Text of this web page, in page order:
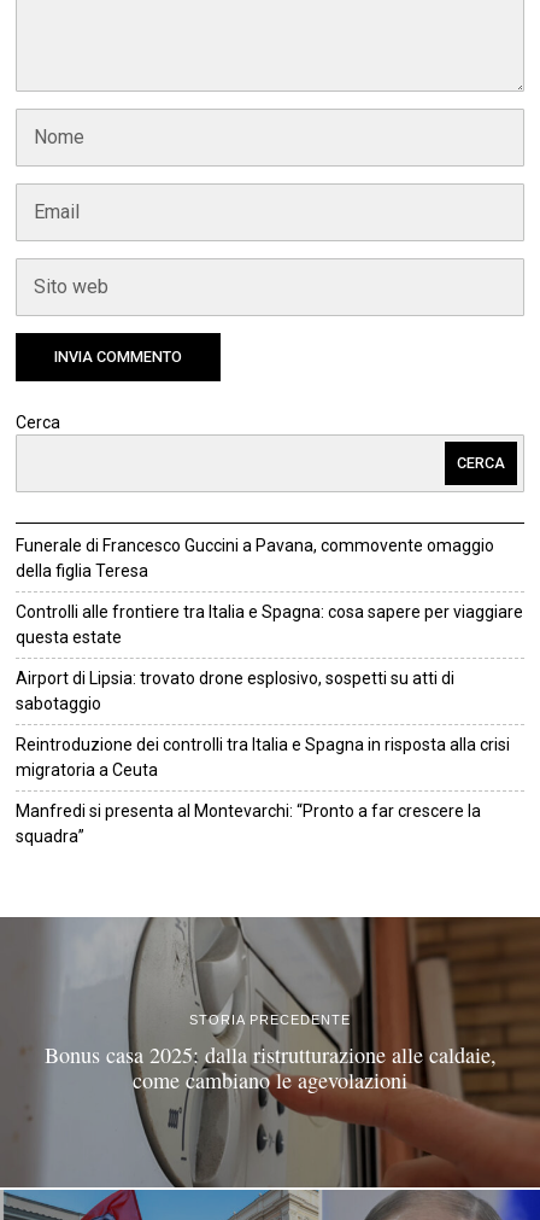
Cerca
CERCA
Funerale di Francesco Guccini a Pavana, commovente omaggio
della figlia Teresa
Controlli alle frontiere tra Italia e Spagna: cosa sapere per viaggiare
questa estate
Airport di Lipsia: trovato drone esplosivo, sospetti su atti di
sabotaggio
Reintroduzione dei controlli tra Italia e Spagna in risposta alla crisi
migratoria a Ceuta
Manfredi si presenta al Montevarchi: “Pronto a far crescere la
squadra”
STORIA PRECEDENTE
Bonus casa 2025: dalla ristrutturazione alle caldaie,
come cambiano le agevolazioni